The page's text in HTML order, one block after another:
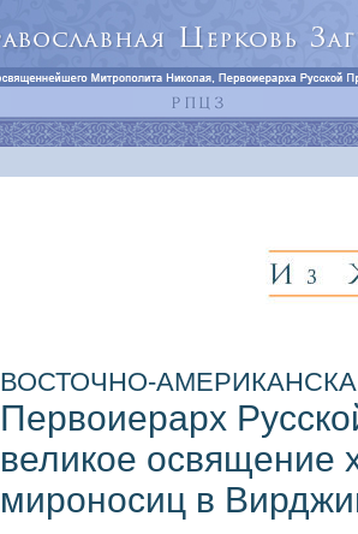
ВОСТОЧНО-
Первоиерарх
великое освящение
мироносиц в